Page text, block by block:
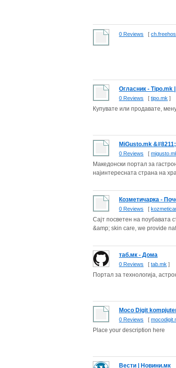
0 Reviews [
Огласник -
0 Reviews [ tipo.mk ]
Купувате или продавате,
MiGusto.mk
0 Reviews [
Македонски портал за
најинтересната страна на
Козметичарка -
0 Reviews [
Сајт посветен на поубавата
&amp; skin care, we provide
таб.мк - Дома
0 Reviews [ tab.mk ]
Портал за технологија,
Moco Digit
0 Reviews [
Place your description here
Вести | Новини.мк